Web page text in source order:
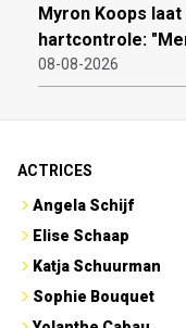
Myron Koops
hartcontrole:
08-08-2026
ACTRICES
Angela Schijf
Elise Schaap
Katja Schuurman
Sophie Bouquet